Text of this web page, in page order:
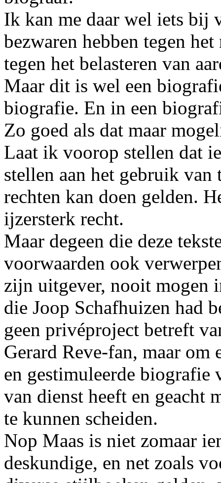
Ik kan me daar wel iets bij
bezwaren hebben tegen
tegen het belasteren van
Maar dit is wel een
biografie. En in een
Zo goed als dat maar
Laat ik voorop stellen dat
stellen aan het gebruik
rechten kan doen gelden.
ijzersterk recht.
Maar degeen die deze
voorwaarden ook
zijn uitgever, nooit mogen
die Joop Schafhuizen had
geen privéproject betreft
Gerard Reve-fan, maar om
en gestimuleerde biografie
van dienst heeft en geacht
te kunnen scheiden.
Nop Maas is niet zomaar
deskundige, en net zoals